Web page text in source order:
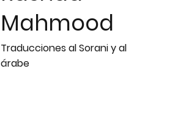
Mahmood
Traducciones al Sorani y al
árabe